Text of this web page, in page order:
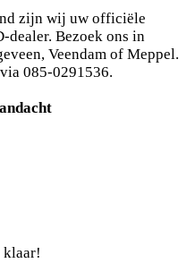
en die van uw omgeving
u bovendien de
tegenkomt. Zo helpt deze
Toyota Prius is ook
koers. Het Lane-
als u onbedoeld de
Even stilstaan op een
de hill hold control. De
dodehoekdetectie,
zetten we hem graag
van u, mailt of belt u
zijn wij uw officiële
dealer. Bezoek ons in
Veendam of Meppel.
085-0291536.
klaar!